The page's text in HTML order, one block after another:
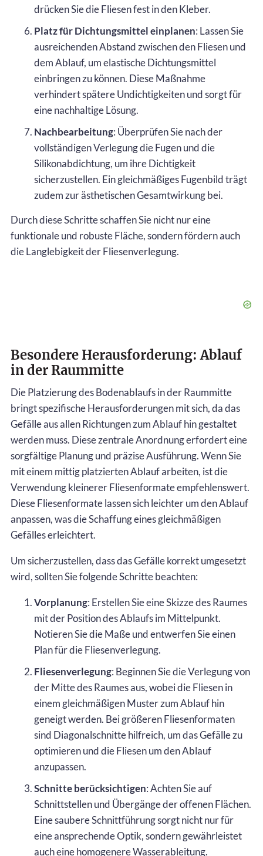
drücken Sie die Fliesen fest in den Kleber.
Platz für Dichtungsmittel einplanen: Lassen Sie
ausreichenden Abstand zwischen den Fliesen und
dem Ablauf, um elastische Dichtungsmittel
einbringen zu können. Diese Maßnahme
verhindert spätere Undichtigkeiten und sorgt für
eine nachhaltige Lösung.
Nachbearbeitung: Überprüfen Sie nach der
vollständigen Verlegung die Fugen und die
Silikonabdichtung, um ihre Dichtigkeit
sicherzustellen. Ein gleichmäßiges Fugenbild trägt
zudem zur ästhetischen Gesamtwirkung bei.
Durch diese Schritte schaffen Sie nicht nur eine
funktionale und robuste Fläche, sondern fördern auch
die Langlebigkeit der Fliesenverlegung.
Besondere Herausforderung: Ablauf
in der Raummitte
Die Platzierung des Bodenablaufs in der Raummitte
bringt spezifische Herausforderungen mit sich, da das
Gefälle aus allen Richtungen zum Ablauf hin gestaltet
werden muss. Diese zentrale Anordnung erfordert eine
sorgfältige Planung und präzise Ausführung. Wenn Sie
mit einem mittig platzierten Ablauf arbeiten, ist die
Verwendung kleinerer Fliesenformate empfehlenswert.
Diese Fliesenformate lassen sich leichter um den Ablauf
anpassen, was die Schaffung eines gleichmäßigen
Gefälles erleichtert.
Um sicherzustellen, dass das Gefälle korrekt umgesetzt
wird, sollten Sie folgende Schritte beachten:
Vorplanung: Erstellen Sie eine Skizze des Raumes
mit der Position des Ablaufs im Mittelpunkt.
Notieren Sie die Maße und entwerfen Sie einen
Plan für die Fliesenverlegung.
Fliesenverlegung: Beginnen Sie die Verlegung von
der Mitte des Raumes aus, wobei die Fliesen in
einem gleichmäßigen Muster zum Ablauf hin
geneigt werden. Bei größeren Fliesenformaten
sind Diagonalschnitte hilfreich, um das Gefälle zu
optimieren und die Fliesen um den Ablauf
anzupassen.
Schnitte berücksichtigen: Achten Sie auf
Schnittstellen und Übergänge der offenen Flächen.
Eine saubere Schnittführung sorgt nicht nur für
eine ansprechende Optik, sondern gewährleistet
auch eine homogenere Wasserableitung.